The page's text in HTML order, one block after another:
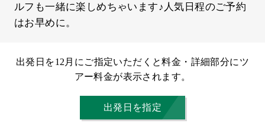
ルフも一緒に楽しめちゃいます♪人気日程のご予約
はお早めに。
出発日を12月にご指定いただくと料金・詳細部分にツ
アー料金が表示されます。
出発日を指定